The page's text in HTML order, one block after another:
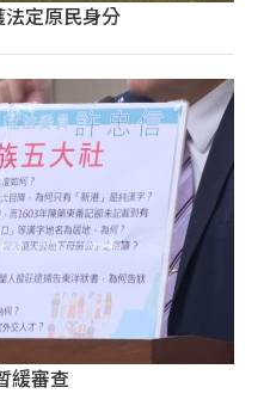
定原民身分
緩審查